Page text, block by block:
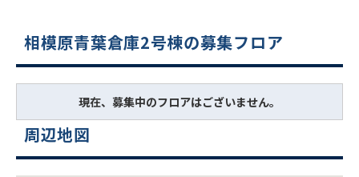
相模原青葉倉庫2号棟の募集フロア
現在、募集中のフロアはございません。
周辺地図